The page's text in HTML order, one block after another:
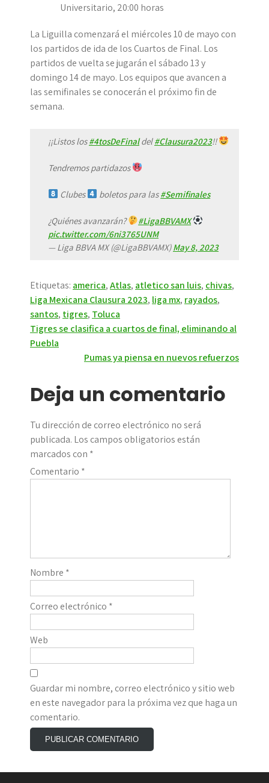
Universitario, 20:00 horas
La Liguilla comenzará el miércoles 10 de mayo con
los partidos de ida de los Cuartos de Final. Los
partidos de vuelta se jugarán el sábado 13 y
domingo 14 de mayo. Los equipos que avancen a
las semifinales se conocerán el próximo fin de
semana.
¡¡Listos los#4tosDeFinaldel#Clausura2023!!
Tendremos partidazos
Clubes boletos para las#Semifinales
¿Quiénes avanzarán?
#LigaBBVAMX
pic.twitter.com/6ni3765UNM
— Liga BBVA MX (@LigaBBVAMX)May 8, 2023
Etiquetas: america,Atlas, atletico san luis, chivas,
Liga Mexicana Clausura 2023, liga mx, rayados,
santos, tigres, Toluca
Navegación
de
Tigres se clasifica a cuartos de final, eliminando al
Puebla
Pumas ya piensa en nuevos refuerzos
Deja un comentario
Tu dirección de correo electrónico no será
publicada. Los campos obligatorios están
marcados con *
Comentario *
Nombre *
Correo electrónico *
Web
Guardar mi nombre, correo electrónico y sitio web
en este navegador para la próxima vez que haga un
comentario.